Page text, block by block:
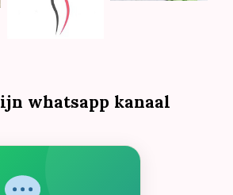
whatsapp kanaal